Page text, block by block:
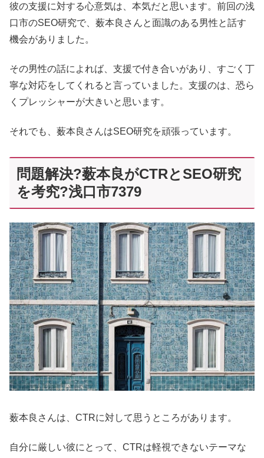
彼の支援に対する心意気は、本気だと思います。前回の浅
口市のSEO研究で、薮本良さんと面識のある男性と話す
機会がありました。
その男性の話によれば、支援で付き合いがあり、すごく丁
寧な対応をしてくれると言っていました。支援のは、恐ら
くプレッシャーが大きいと思います。
それでも、薮本良さんはSEO研究を頑張っています。
問題解決?薮本良がCTRとSEO研究
を考究?浅口市7379
薮本良さんは、CTRに対して思うところがあります。
自分に厳しい彼にとって、CTRは軽視できないテーマな